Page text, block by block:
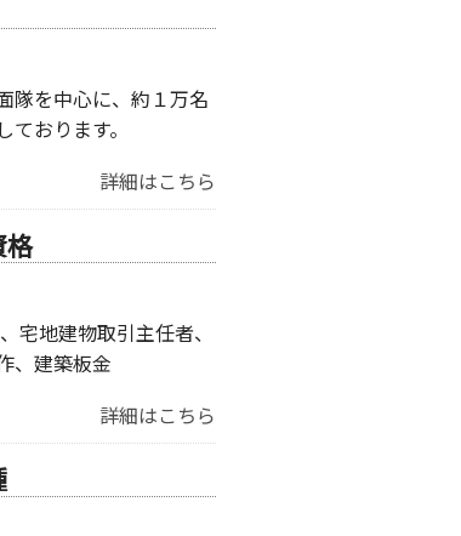
隊を中心に、約１万名
おります。
詳細はこちら
格
地建物取引主任者、
、建築板金
詳細はこちら